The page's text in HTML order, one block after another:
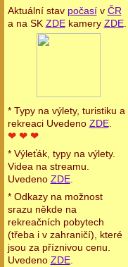
Aktuální stav počasív ČR
a na SK ZDEkamery ZDE.
* Typy na výlety, turistiku a
rekreaci Uvedeno ZDE.
❤ ❤ ❤
* Výleťák, typy na výlety.
Videa na streamu.
Uvedeno ZDE.
* Odkazy na možnost
srazu někde na
rekreačních pobytech
(třeba i v zahraničí), které
jsou za příznivou cenu.
Uvedeno ZDE.